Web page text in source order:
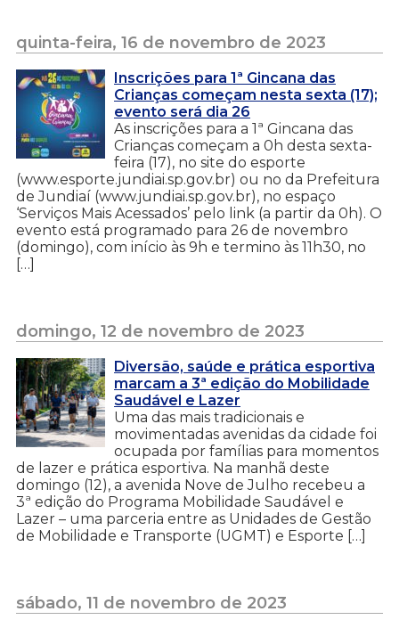
quinta-feira, 16 de novembro de 2023
Inscrições para 1ª Gincana das
Crianças começam nesta sexta (17);
evento será dia 26
As inscrições para a 1ª Gincana das
Crianças começam a 0h desta sexta-
feira (17), no site do esporte
(www.esporte.jundiai.sp.gov.br) ou no da Prefeitura
de Jundiaí (www.jundiai.sp.gov.br), no espaço
‘Serviços Mais Acessados’ pelo link (a partir da 0h). O
evento está programado para 26 de novembro
(domingo), com início às 9h e termino às 11h30, no
[…]
domingo, 12 de novembro de 2023
Diversão, saúde e prática esportiva
marcam a 3ª edição do Mobilidade
Saudável e Lazer
Uma das mais tradicionais e
movimentadas avenidas da cidade foi
ocupada por famílias para momentos
de lazer e prática esportiva. Na manhã deste
domingo (12), a avenida Nove de Julho recebeu a
3ª edição do Programa Mobilidade Saudável e
Lazer – uma parceria entre as Unidades de Gestão
de Mobilidade e Transporte (UGMT) e Esporte […]
sábado, 11 de novembro de 2023